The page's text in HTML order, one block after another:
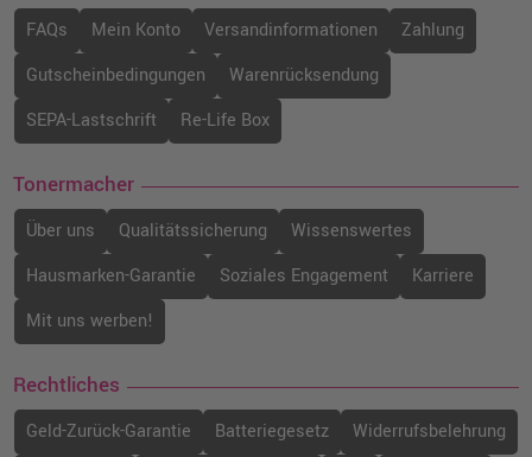
FAQs Mein Konto Versandinformationen
Zahlung
Gutscheinbedingungen
Warenrücksendung
SEPA-Lastschrift
Re-Life Box
Tonermacher
Über uns Qualitätssicherung
Wissenswertes
Hausmarken-Garantie
Soziales Engagement
Karriere
Mit uns werben!
Rechtliches
Geld-Zurück-Garantie Batteriegesetz
Widerrufsbelehrung